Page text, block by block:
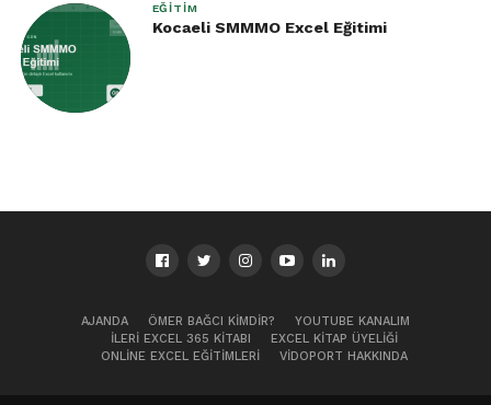
EĞITIM
Kocaeli SMMMO Excel Eğitimi
AJANDA ÖMER BAĞCI KIMDIR?
YOUTUBE KANALIM
İLERI EXCEL 365 KITABI
EXCEL KITAP ÜYELIĞI
ONLINE EXCEL EĞITIMLERI
VIDOPORT HAKKINDA